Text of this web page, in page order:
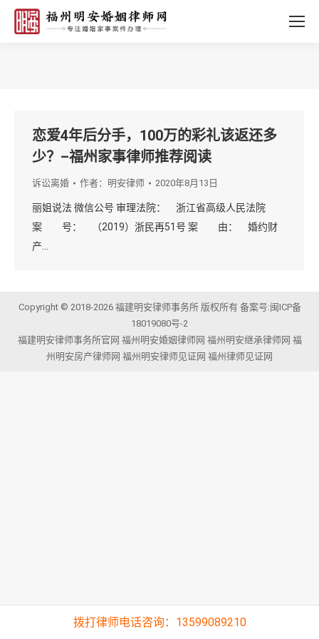
恋爱4年后分手，100万的彩礼该返还多
少？–福州家事律师推荐阅读
诉讼离婚 作者： 明安律师 2020年8月13日
丽姐说法 微信公号 审理法院： 浙江省高级人民法院
案 号： （2019）浙民再51号 案 由： 婚约财
产…
Copyright © 2018-2026 福建明安律师事务所 版权所有 备案号:闽ICP备
18019080号-2
福建明安律师事务所官网 福州明安婚姻律师网 福州明安继承律师网 福
州明安房产律师网 福州明安律师见证网 福州律师见证网
拨打律师电话咨询：13599089210